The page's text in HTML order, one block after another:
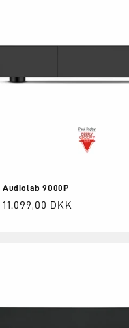
Audiolab 9000P
Normalpris
11.099,00 DKK